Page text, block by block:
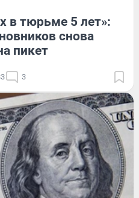
в тюрьме 5 лет»:
снова
пикет
3